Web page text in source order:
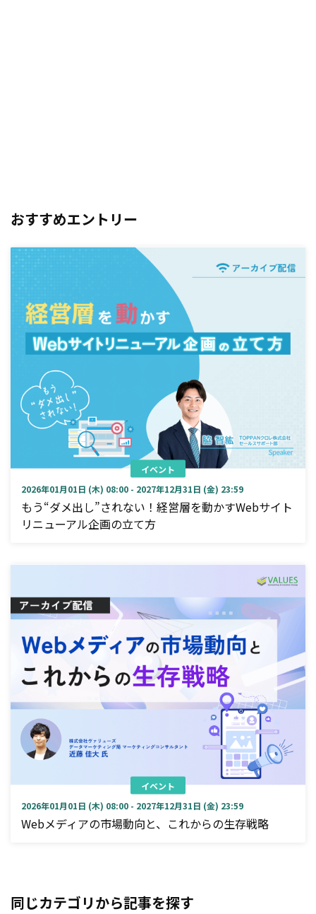
おすすめエントリー
イベント
2026年01月01日 (木) 08:00 - 2027年12月31日 (金) 23:59
もう“ダメ出し”されない！経営層を動かすWebサイト
リニューアル企画の立て方
イベント
2026年01月01日 (木) 08:00 - 2027年12月31日 (金) 23:59
Webメディアの市場動向と、これからの生存戦略
同じカテゴリから記事を探す